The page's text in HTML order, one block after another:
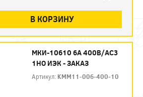
В КОРЗИНУ
МКИ-10610 6А 400В/АС3
1НО ИЭК - ЗАКАЗ
Артикул: KMM11-006-400-10